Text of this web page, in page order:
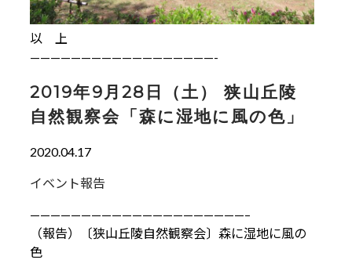
以 上
——————————————————-
2019年9月28日（土） 狭山丘陵
自然観察会「森に湿地に風の色」
2020.04.17
イベント報告
—————————————————————–
（報告）〔狭山丘陵自然観察会〕森に湿地に風の
色